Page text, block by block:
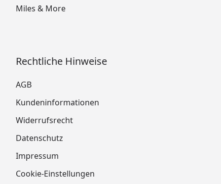
Miles & More
Rechtliche Hinweise
AGB
Kundeninformationen
Widerrufsrecht
Datenschutz
Impressum
Cookie-Einstellungen